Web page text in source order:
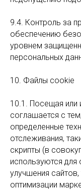
9.4. Контроль за
обеспечению
уровнем
персональных
10. Файлы cookie
10.1. Посещая или
соглашается с
определенные
отслеживания,
скрипты (в
используются для
улучшения
оптимизации